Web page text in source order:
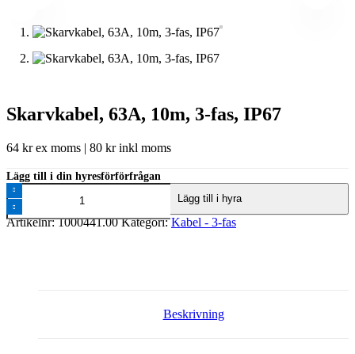
Skarvkabel, 63A, 10m, 3-fas, IP67
64 krex moms | 80 krinkl moms
Lägg till i din hyresförförfrågan
Skarvkabel,
63A,
10m,
Lägg till i hyra
Artikelnr:1000441.00 Kategori:Kabel - 3-fas
Beskrivning